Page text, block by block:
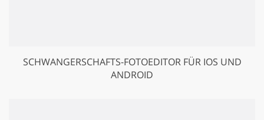
SCHWANGERSCHAFTS-FOTOEDITOR FÜR IOS UND
ANDROID